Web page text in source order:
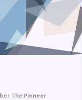
The Pioneer